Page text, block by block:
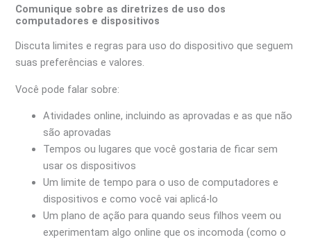
Comunique sobre as diretrizes de uso dos
computadores e dispositivos
Discuta limites e regras para uso do dispositivo que seguem
suas preferências e valores.
Você pode falar sobre:
Atividades online, incluindo as aprovadas e as que não
são aprovadas
Tempos ou lugares que você gostaria de ficar sem
usar os dispositivos
Um limite de tempo para o uso de computadores e
dispositivos e como você vai aplicá-lo
Um plano de ação para quando seus filhos veem ou
experimentam algo online que os incomoda (como o